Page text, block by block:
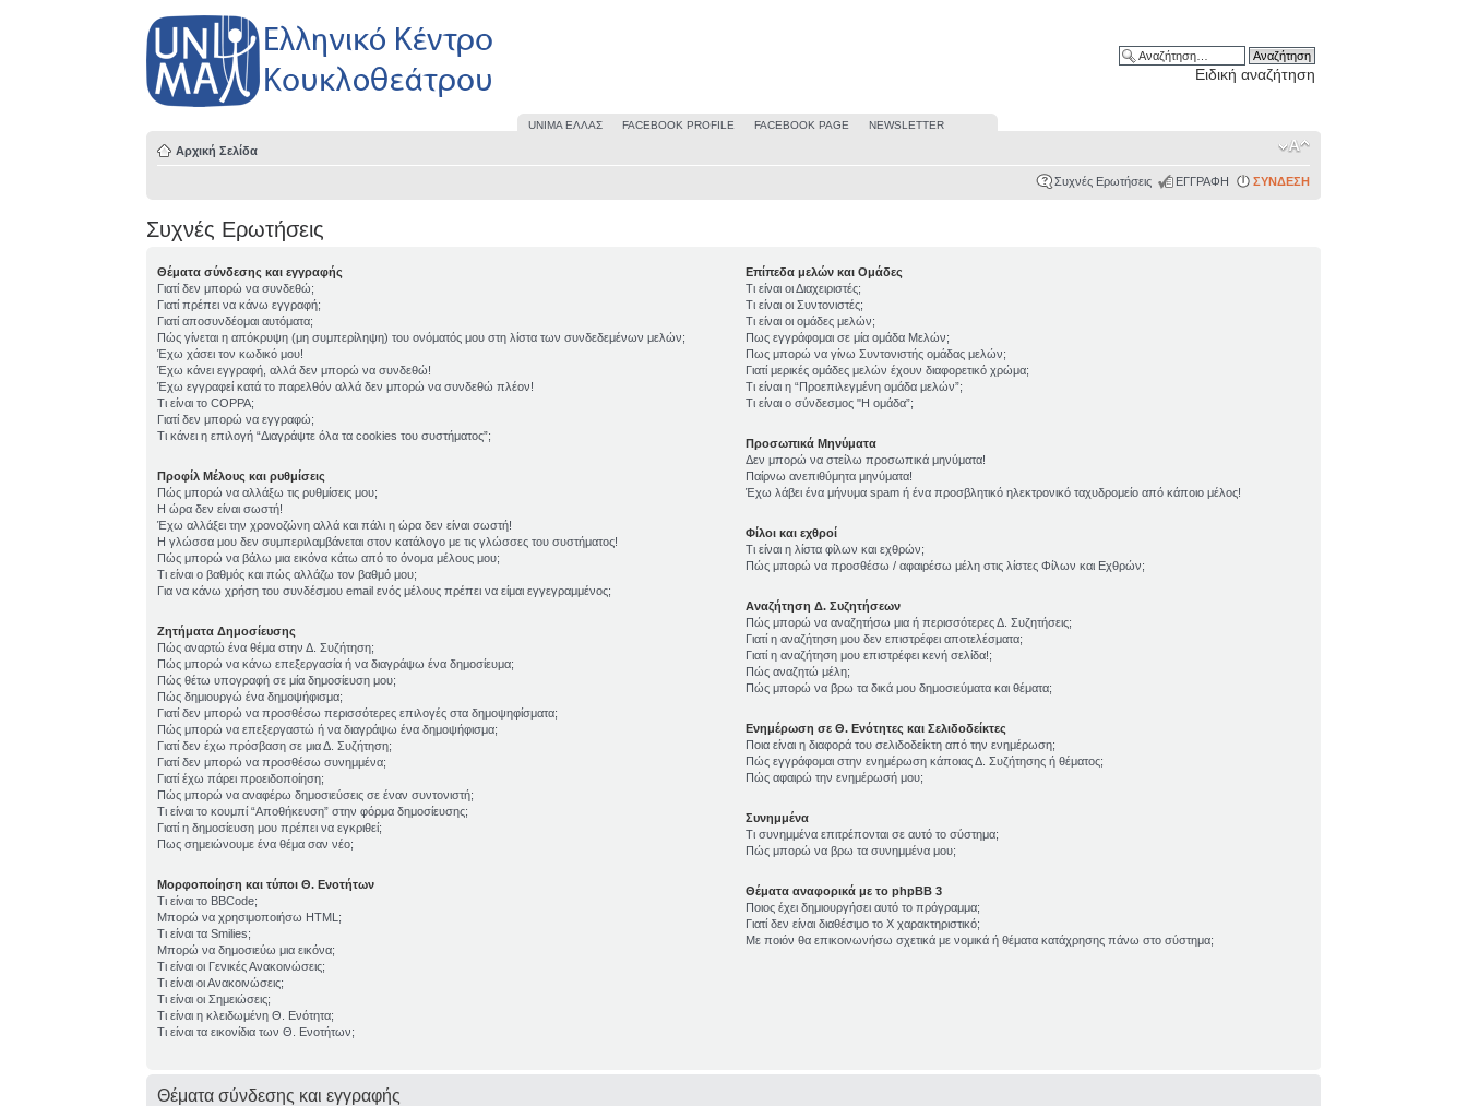
Ειδική αναζήτηση
UΝΙΜΑ ΕΛΛΑΣ FACEBOOK PROFILE FACEBOOK PAGE NEWSLETTER
Αρχική Σελίδα
Συχνές Ερωτήσεις ΕΓΓΡΑΦΗ ΣΥΝΔΕΣΗ
Συχνές Ερωτήσεις
Θέματα σύνδεσης και εγγραφής
Γιατί δεν μπορώ να συνδεθώ;
Γιατί πρέπει να κάνω εγγραφή;
Γιατί αποσυνδέομαι αυτόματα;
Πώς γίνεται η απόκρυψη (μη συμπερίληψη) του ονόματός μου στη λίστα των συνδεδεμένων μελών;
Έχω χάσει τον κωδικό μου!
Έχω κάνει εγγραφή, αλλά δεν μπορώ να συνδεθώ!
Έχω εγγραφεί κατά το παρελθόν αλλά δεν μπορώ να συνδεθώ πλέον!
Τι είναι το COPPA;
Γιατί δεν μπορώ να εγγραφώ;
Τι κάνει η επιλογή “Διαγράψτε όλα τα cookies του συστήματος”;
Προφίλ Μέλους και ρυθμίσεις
Πώς μπορώ να αλλάξω τις ρυθμίσεις μου;
Η ώρα δεν είναι σωστή!
Έχω αλλάξει την χρονοζώνη αλλά και πάλι η ώρα δεν είναι σωστή!
Η γλώσσα μου δεν συμπεριλαμβάνεται στον κατάλογο με τις γλώσσες του συστήματος!
Πώς μπορώ να βάλω μια εικόνα κάτω από το όνομα μέλους μου;
Τι είναι ο βαθμός και πώς αλλάζω τον βαθμό μου;
Για να κάνω χρήση του συνδέσμου email ενός μέλους πρέπει να είμαι εγγεγραμμένος;
Ζητήματα Δημοσίευσης
Πώς αναρτώ ένα θέμα στην Δ. Συζήτηση;
Πώς μπορώ να κάνω επεξεργασία ή να διαγράψω ένα δημοσίευμα;
Πώς θέτω υπογραφή σε μία δημοσίευση μου;
Πώς δημιουργώ ένα δημοψήφισμα;
Γιατί δεν μπορώ να προσθέσω περισσότερες επιλογές στα δημοψηφίσματα;
Πώς μπορώ να επεξεργαστώ ή να διαγράψω ένα δημοψήφισμα;
Γιατί δεν έχω πρόσβαση σε μια Δ. Συζήτηση;
Γιατί δεν μπορώ να προσθέσω συνημμένα;
Γιατί έχω πάρει προειδοποίηση;
Πώς μπορώ να αναφέρω δημοσιεύσεις σε έναν συντονιστή;
Τι είναι το κουμπί “Αποθήκευση” στην φόρμα δημοσίευσης;
Γιατί η δημοσίευση μου πρέπει να εγκριθεί;
Πως σημειώνουμε ένα θέμα σαν νέο;
Μορφοποίηση και τύποι Θ. Ενοτήτων
Τι είναι το BBCode;
Μπορώ να χρησιμοποιήσω HTML;
Τι είναι τα Smilies;
Μπορώ να δημοσιεύω μια εικόνα;
Τι είναι οι Γενικές Ανακοινώσεις;
Τι είναι οι Ανακοινώσεις;
Τι είναι οι Σημειώσεις;
Τι είναι η κλειδωμένη Θ. Ενότητα;
Τι είναι τα εικονίδια των Θ. Ενοτήτων;
Επίπεδα μελών και Ομάδες
Τι είναι οι Διαχειριστές;
Τι είναι οι Συντονιστές;
Τι είναι οι ομάδες μελών;
Πως εγγράφομαι σε μία ομάδα Μελών;
Πως μπορώ να γίνω Συντονιστής ομάδας μελών;
Γιατί μερικές ομάδες μελών έχουν διαφορετικό χρώμα;
Τι είναι η “Προεπιλεγμένη ομάδα μελών”;
Τι είναι ο σύνδεσμος "Η ομάδα”;
Προσωπικά Μηνύματα
Δεν μπορώ να στείλω προσωπικά μηνύματα!
Παίρνω ανεπιθύμητα μηνύματα!
Έχω λάβει ένα μήνυμα spam ή ένα προσβλητικό ηλεκτρονικό ταχυδρομείο από κάποιο μέλος!
Φίλοι και εχθροί
Τι είναι η λίστα φίλων και εχθρών;
Πώς μπορώ να προσθέσω / αφαιρέσω μέλη στις λίστες Φίλων και Εχθρών;
Αναζήτηση Δ. Συζητήσεων
Πώς μπορώ να αναζητήσω μια ή περισσότερες Δ. Συζητήσεις;
Γιατί η αναζήτηση μου δεν επιστρέφει αποτελέσματα;
Γιατί η αναζήτηση μου επιστρέφει κενή σελίδα!;
Πώς αναζητώ μέλη;
Πώς μπορώ να βρω τα δικά μου δημοσιεύματα και θέματα;
Ενημέρωση σε Θ. Ενότητες και Σελιδοδείκτες
Ποια είναι η διαφορά του σελιδοδείκτη από την ενημέρωση;
Πώς εγγράφομαι στην ενημέρωση κάποιας Δ. Συζήτησης ή θέματος;
Πώς αφαιρώ την ενημέρωσή μου;
Συνημμένα
Τι συνημμένα επιτρέπονται σε αυτό το σύστημα;
Πώς μπορώ να βρω τα συνημμένα μου;
Θέματα αναφορικά με το phpBB 3
Ποιος έχει δημιουργήσει αυτό το πρόγραμμα;
Γιατί δεν είναι διαθέσιμο το Χ χαρακτηριστικό;
Με ποιόν θα επικοινωνήσω σχετικά με νομικά ή θέματα κατάχρησης πάνω στο σύστημα;
Θέματα σύνδεσης και εγγραφής